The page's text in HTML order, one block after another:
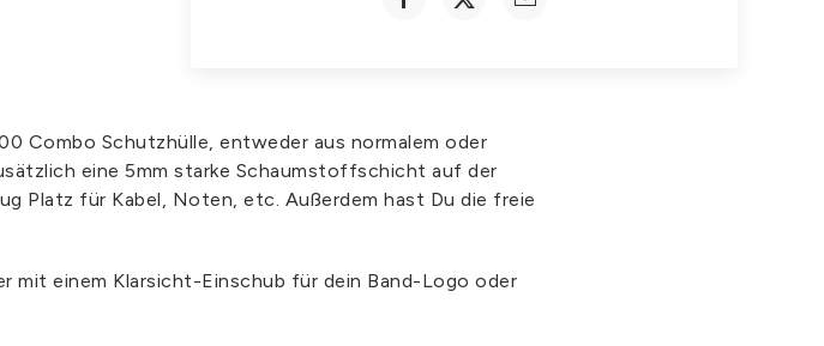
Combo Schutzhülle, entweder aus normalem oder
eine 5mm starke Schaumstoffschicht auf der
Platz für Kabel, Noten, etc. Außerdem hast Du die freie
mit einem Klarsicht-Einschub für dein Band-Logo oder